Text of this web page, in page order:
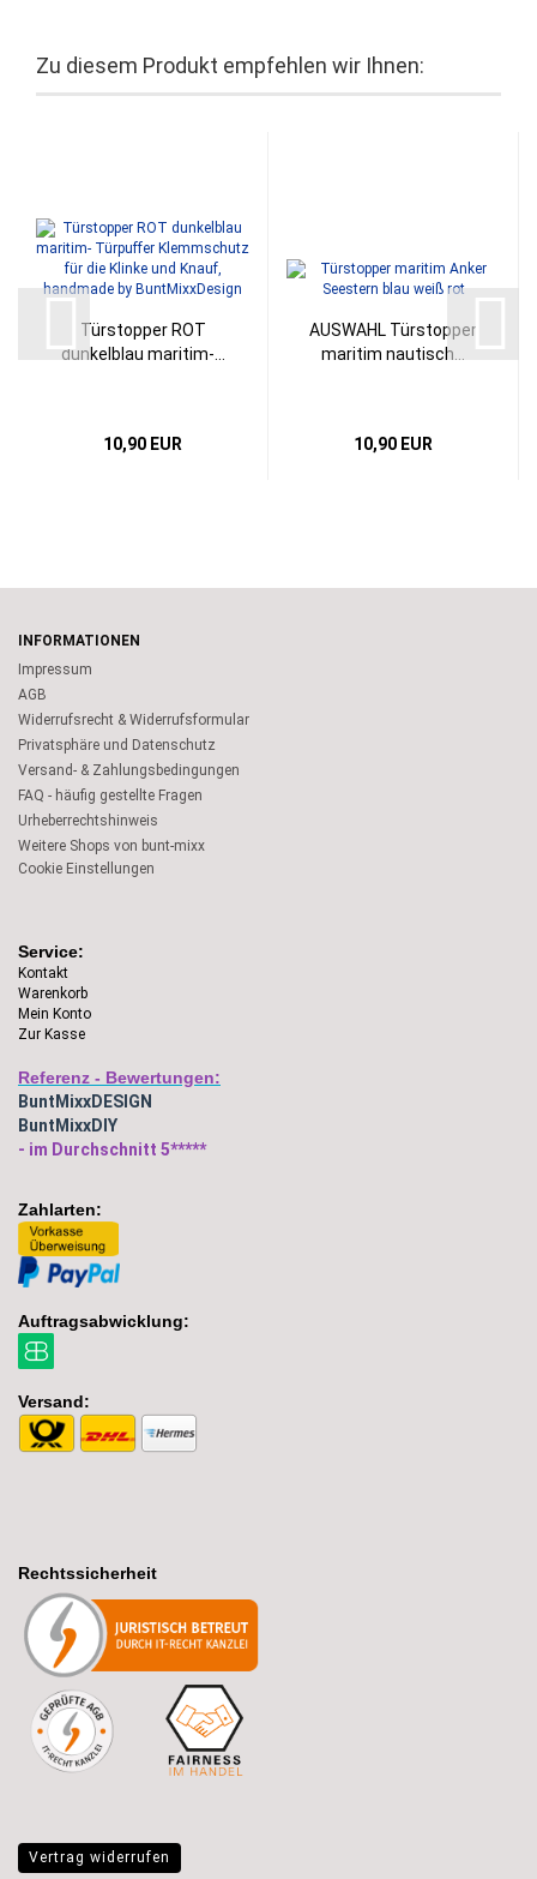
Zu diesem Produkt empfehlen wir Ihnen:
Türstopper ROT
dunkelblau maritim-...
10,90 EUR
AUSWAHL Türstopper
maritim nautisch...
10,90 EUR
INFORMATIONEN
Impressum
AGB
Widerrufsrecht & Widerrufsformular
Privatsphäre und Datenschutz
Versand- & Zahlungsbedingungen
FAQ - häufig gestellte Fragen
Urheberrechtshinweis
Weitere Shops von bunt-mixx
Cookie Einstellungen
Service:
Kontakt
Warenkorb
Mein Konto
Zur Kasse
Referenz - Bewertungen:
BuntMixxDESIGN
BuntMixxDIY
- im Durchschnitt 5*****
Zahlarten:
Auftragsabwicklung:
Versand:
Rechtssicherheit
Vertrag widerrufen